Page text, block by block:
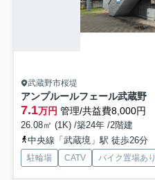
武蔵野市桜堤
アンプルールフェール武蔵野
7.1万円 管理/共益費8,000円
26.08㎡ (1K) /築24年 /2階建
中央線「武蔵境」駅 徒歩26分
駐輪場 CATV バイク置場あり